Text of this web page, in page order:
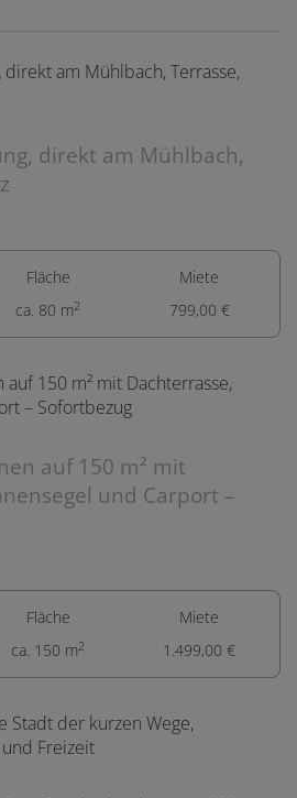
direkt am Mühlbach,
Fläche
ca. 80 m2
Miete
799,00 €
auf 150 m² mit
und Carport –
Fläche
ca. 150 m2
Miete
1.499,00 €